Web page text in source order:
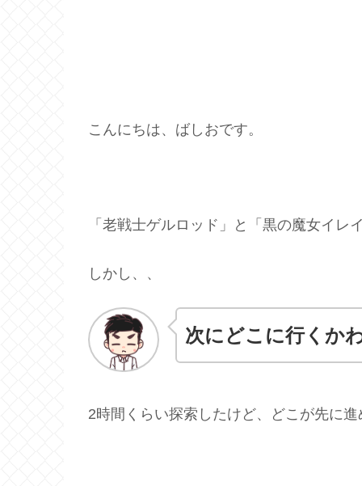
こんにちは、ばしおです。
「老戦士ゲルロッド」と「黒の魔女イレ
しかし、、
次にどこに行くか
2時間くらい探索したけど、どこが先に